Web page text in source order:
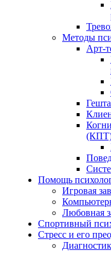
Методы
Арт-
Помощь
Игровая
Любовная
Спортивный
Стресс и его